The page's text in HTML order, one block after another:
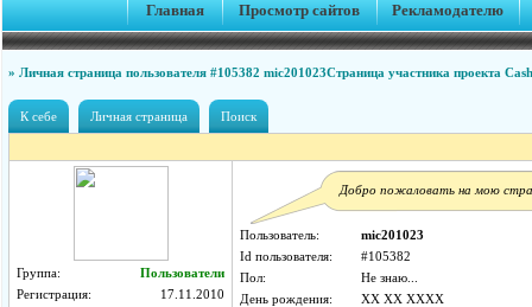
Главная Просмотр сайтов Рекламодателю
» Личная страница пользователя #105382 mic201023Страница участника проекта
К себе Личная страница Поиск
Группа:
Пользователи
Регистрация:
17.11.2010
Добро пожаловать на мою
Пользователь:
mic201023
Id пользователя:
#105382
Пол:
Не знаю...
День рождения:
XX XX XXXX